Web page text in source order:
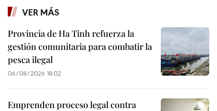
VER MÁS
Provincia de Ha Tinh refuerza la
gestión comunitaria para combatir la
pesca ilegal
06/08/2026 18:02
Emprenden proceso legal contra